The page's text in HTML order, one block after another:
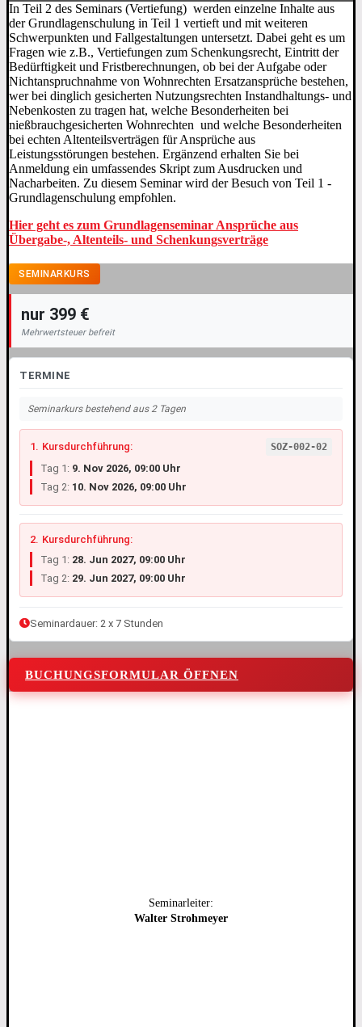
In Teil 2 des Seminars (Vertiefung) werden einzelne Inhalte aus
der Grundlagenschulung in Teil 1 vertieft und mit weiteren
Schwerpunkten und Fallgestaltungen untersetzt. Dabei geht es um
Fragen wie z.B., Vertiefungen zum Schenkungsrecht, Eintritt der
Bedürftigkeit und Fristberechnungen, ob bei der Aufgabe oder
Nichtanspruchnahme von Wohnrechten Ersatzansprüche bestehen,
wer bei dinglich gesicherten Nutzungsrechten Instandhaltungs- und
Nebenkosten zu tragen hat, welche Besonderheiten bei
nießbrauchgesicherten Wohnrechten und welche Besonderheiten
bei echten Altenteilsverträgen für Ansprüche aus
Leistungsstörungen bestehen. Ergänzend erhalten Sie bei
Anmeldung ein umfassendes Skript zum Ausdrucken und
Nacharbeiten. Zu diesem Seminar wird der Besuch von Teil 1 -
Grundlagenschulung empfohlen.
Hier geht es zum Grundlagenseminar Ansprüche aus
Übergabe-, Altenteils- und Schenkungsverträge
SEMINARKURS
nur 399 €
Mehrwertsteuer befreit
TERMINE
Seminarkurs bestehend aus 2 Tagen
1. Kursdurchführung: SOZ-002-02
Tag 1: 9. Nov 2026, 09:00 Uhr
Tag 2: 10. Nov 2026, 09:00 Uhr
2. Kursdurchführung:
Tag 1: 28. Jun 2027, 09:00 Uhr
Tag 2: 29. Jun 2027, 09:00 Uhr
Seminardauer: 2 x 7 Stunden
BUCHUNGSFORMULAR ÖFFNEN
Seminarleiter:
Walter Strohmeyer